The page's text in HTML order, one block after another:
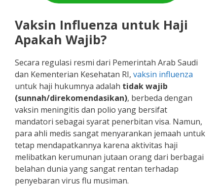
Vaksin Influenza untuk Haji
Apakah Wajib?
Secara regulasi resmi dari Pemerintah Arab Saudi
dan Kementerian Kesehatan RI, vaksin influenza
untuk haji hukumnya adalah tidak wajib
(sunnah/direkomendasikan), berbeda dengan
vaksin meningitis dan polio yang bersifat
mandatori sebagai syarat penerbitan visa. Namun,
para ahli medis sangat menyarankan jemaah untuk
tetap mendapatkannya karena aktivitas haji
melibatkan kerumunan jutaan orang dari berbagai
belahan dunia yang sangat rentan terhadap
penyebaran virus flu musiman.